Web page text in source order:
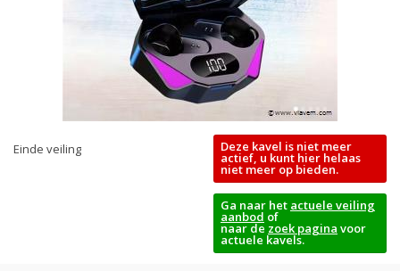
Einde veiling Deze kavel is niet meer
actief, u kunt hier helaas
niet meer op bieden.
Ga naar het actuele veiling
aanbod of
naar de zoek pagina voor
actuele kavels.